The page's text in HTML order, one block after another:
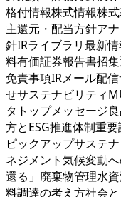
格付情報株式情報株
主還元・配当方針ア
針IRライブラリ最新
料有価証券報告書招
免責事項IRメール配
せサステナビリティ
タトップメッセージ
方とESG推進体制重
ピックアップサステ
ネジメント気候変動
還る」廃棄物管理水
料調達の考え方社会